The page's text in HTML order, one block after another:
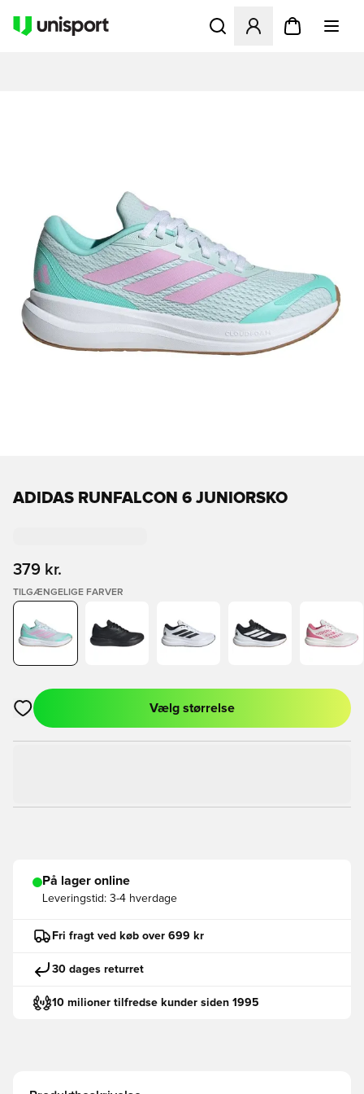
Åbner en Modal til at
ADIDAS RUNFALCON 6 JUNIORSKO
379 kr.
TILGÆNGELIGE FARVER
Åbner en Modal til at logge ind eller tilmelde dig som medlem
Vælg størrelse
På lager online
Leveringstid: 3-4 hverdage
Fri fragt ved køb over 699 kr
30 dages returret
10 milioner tilfredse kunder siden 1995